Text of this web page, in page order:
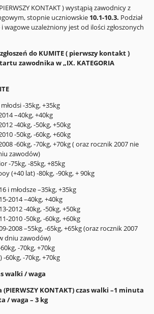
KONTAKT ) wystąpią zawodnicy z
stopnie uczniowskie 10.1-10.3. Podział
wagowe uzależniony jest od ilości zgłoszonych
do KUMITE ( pierwszy kontakt )
zawodnika w „IX. KATEGORIA
-35kg, +35kg
–40kg, +40kg
-40kg, -50kg, +50kg
-50kg, -60kg, +60kg
-60kg, -70kg, +70kg ( oraz rocznik 2007 nie
zawodów)
-75kg, -85kg, +85kg
(+40 lat) -80kg, -90kg, + 90kg
i młodsze –35kg, +35kg
2014 –40kg, +40kg
2012 -40kg, -50kg, +50kg
2010 -50kg, -60kg, +60kg
2008 –55kg, -65kg, +65kg (oraz rocznik 2007
dniu zawodów)
-70kg, +70kg
60kg, -70kg, +70kg
walki / waga
KONTAKT)czas walki –1 minuta
/ waga – 3 kg